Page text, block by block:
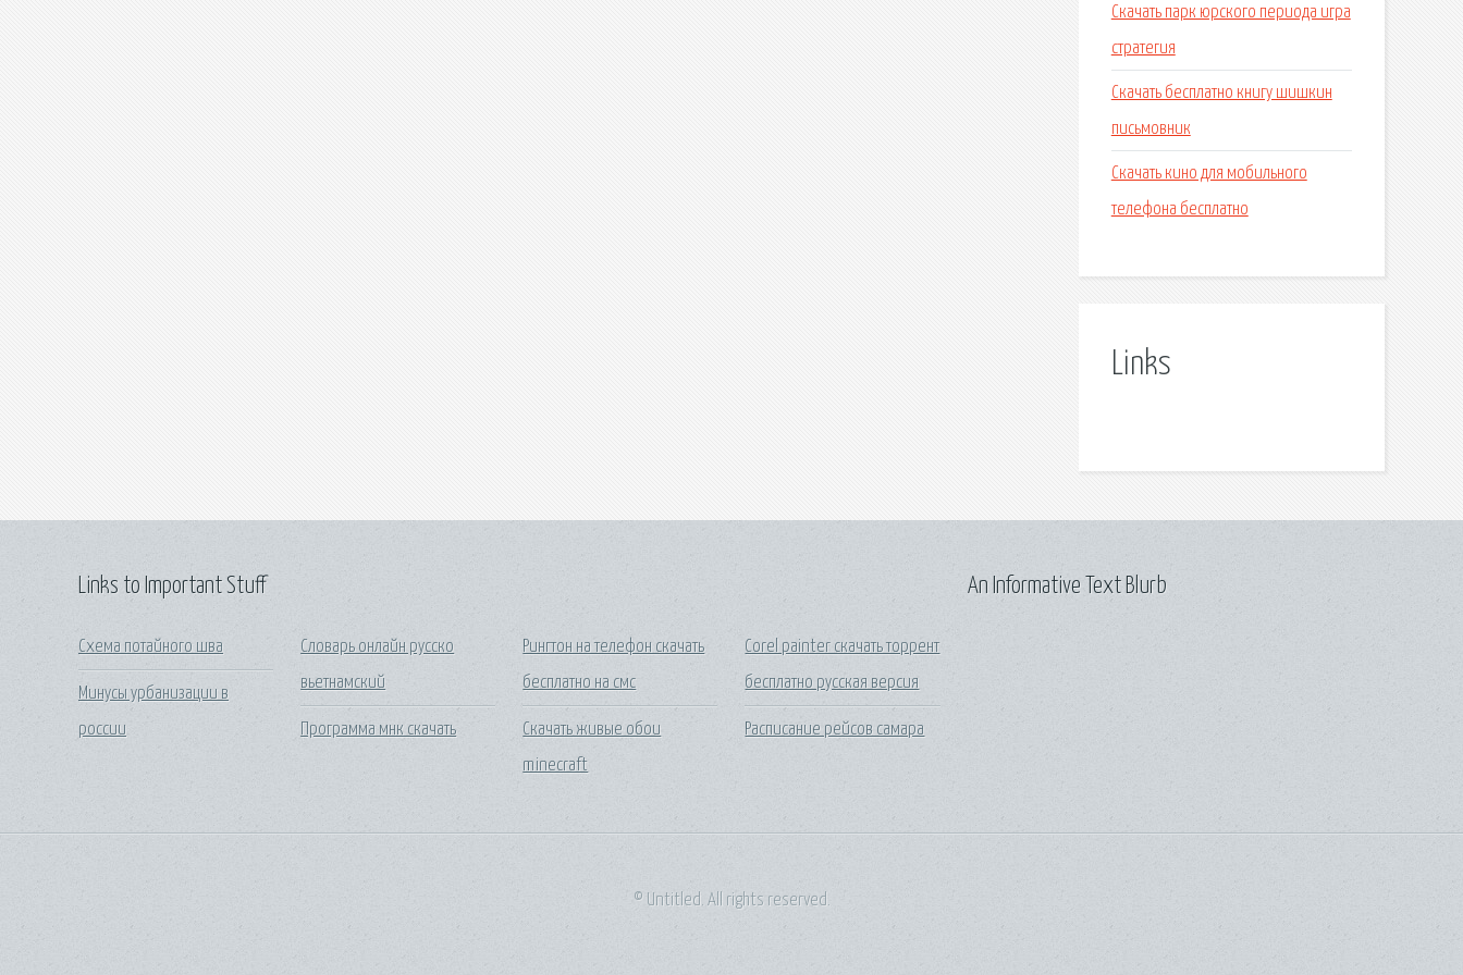
Скачать парк юрского периода игра
стратегия
Скачать бесплатно книгу шишкин
письмовник
Скачать кино для мобильного
телефона бесплатно
Links
Links to Important Stuff
Схема потайного шва
Минусы урбанизации в
россии
Словарь онлайн русско
вьетнамский
Программа мнк скачать
Рингтон на телефон скачать
бесплатно на смс
Скачать живые обои
minecraft
Corel painter скачать торрент
бесплатно русская версия
Расписание рейсов самара
An Informative Text Blurb
© Untitled. All rights reserved.